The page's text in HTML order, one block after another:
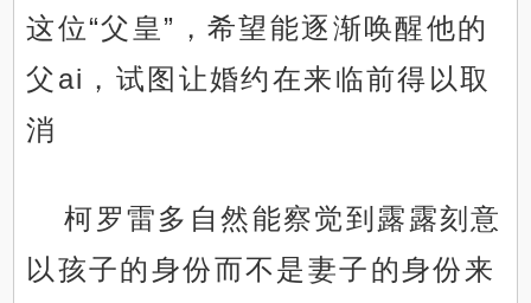
这位“父皇”，希望能逐渐唤醒他的
父ai，试图让婚约在来临前得以取
消
柯罗雷多自然能察觉到露露刻意
以孩子的身份而不是妻子的身份来